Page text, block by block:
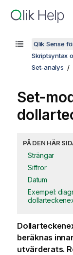
Qlik Sense
Skriptsyntax
Set-analys
Set-
PÅ DEN HÄR
Strängar
Siffror
Datum
Exempel:
beräknas
utvärderats.